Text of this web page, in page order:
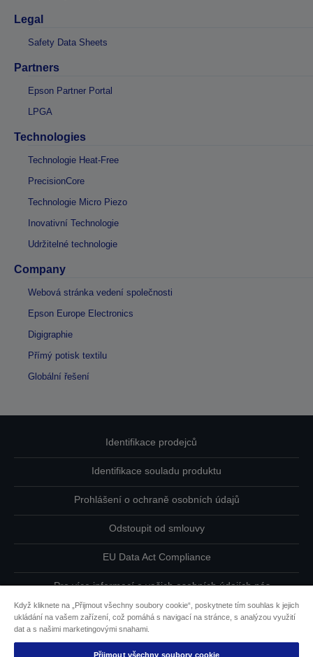
Legal
Safety Data Sheets
Partners
Epson Partner Portal
LPGA
Technologies
Technologie Heat-Free
PrecisionCore
Technologie Micro Piezo
Inovativní Technologie
Udržitelné technologie
Company
Webová stránka vedení společnosti
Epson Europe Electronics
Digigraphie
Přímý potisk textilu
Globální řešení
Identifikace prodejců
Identifikace souladu produktu
Prohlášení o ochraně osobních údajů
Odstoupit od smlouvy
EU Data Act Compliance
Pro více informací o vašich osobních údajích nás
Informace o souborech cookie
Když kliknete na „Přijmout všechny soubory cookie“, poskytnete tím souhlas k jejich
ukládání na vašem zařízení, což pomáhá s navigací na stránce, s analýzou využití
dat a s našimi marketingovými snahami.
Přijmout všechny soubory cookie